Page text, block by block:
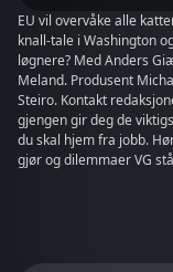
EU vil overvåke alle
knall-tale i Washington
løgnere? Med Anders
Meland. Produsent
Steiro. Kontakt
gjengen gir deg de
du skal hjem fra jobb.
gjør og dilemmaer VG